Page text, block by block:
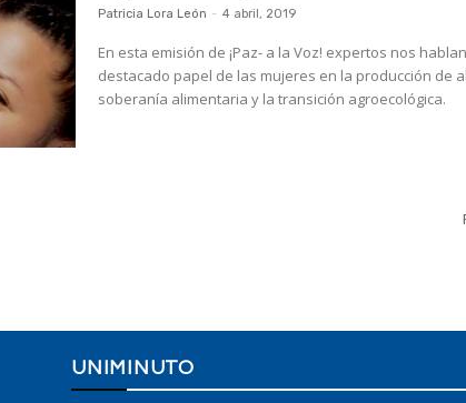
Patricia Lora León - 4 abril, 2019
En esta emisión de ¡Paz- a la Voz! expertos nos
destacado papel de las mujeres en la producción de
soberanía alimentaria y la transición agroecológica.
UNIMINUTO